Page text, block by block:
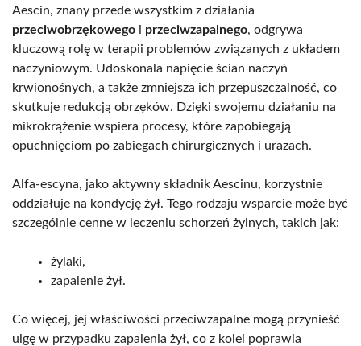
Aescin, znany przede wszystkim z działania
przeciwobrzękowego i przeciwzapalnego, odgrywa
kluczową rolę w terapii problemów związanych z układem
naczyniowym. Udoskonala napięcie ścian naczyń
krwionośnych, a także zmniejsza ich przepuszczalność, co
skutkuje redukcją obrzęków. Dzięki swojemu działaniu na
mikrokrążenie wspiera procesy, które zapobiegają
opuchnięciom po zabiegach chirurgicznych i urazach.
Alfa-escyna, jako aktywny składnik Aescinu, korzystnie
oddziałuje na kondycję żył. Tego rodzaju wsparcie może być
szczególnie cenne w leczeniu schorzeń żylnych, takich jak:
żylaki,
zapalenie żył.
Co więcej, jej właściwości przeciwzapalne mogą przynieść
ulgę w przypadku zapalenia żył, co z kolei poprawia